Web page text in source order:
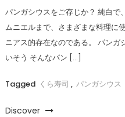
パンガシウスをご存じか？ 純白で
ムニエルまで、さまざまな料理に
ニアス的存在なのである。 パンガ
いそう そんなパン […]
Tagged くら寿司 , パンガシウス
Discover